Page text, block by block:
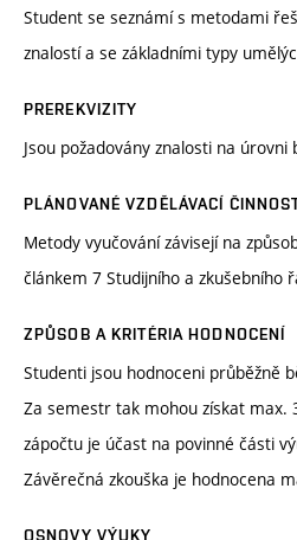
Student se seznámí s metodami
znalostí a se základními typy
PREREKVIZITY
Jsou požadovány znalosti na
PLÁNOVANÉ VZDĚLÁVACÍ
Metody vyučování závisejí na
článkem 7 Studijního a zkušebního
ZPŮSOB A KRITÉRIA HODNOCENÍ
Studenti jsou hodnoceni průběžně
Za semestr tak mohou získat max.
zápočtu je účast na povinné části
Závěrečná zkouška je hodnocena
OSNOVY VÝUKY